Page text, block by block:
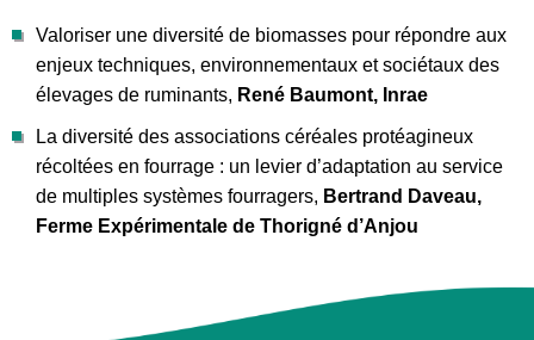
Valoriser une diversité de biomasses pour répondre aux
enjeux techniques, environnementaux et sociétaux des
élevages de ruminants, René Baumont, Inrae
La diversité des associations céréales protéagineux
récoltées en fourrage : un levier d’adaptation au service
de multiples systèmes fourragers, Bertrand Daveau,
Ferme Expérimentale de Thorigné d’Anjou